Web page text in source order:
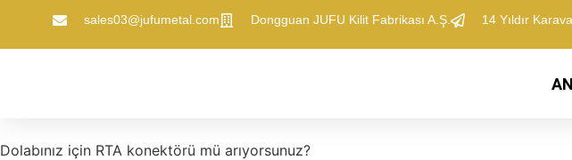
sales03@jufumetal.com ​Dongguan JUFU Kilit Fabrikası A.Ş. ​14 Yıldır
Dolabınız için RTA konektörü mü arıyorsunuz?